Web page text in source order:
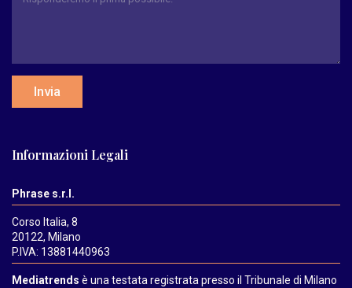
Invia
Informazioni Legali
Phrase s.r.l.
Corso Italia, 8
20122, Milano
P.IVA: 13881440963
Mediatrends è una testata registrata presso il Tribunale di Milano